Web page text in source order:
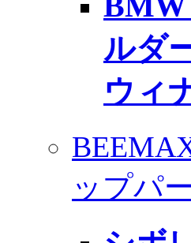
ルダ
ウィ
ップパ